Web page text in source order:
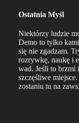
Ostatnia Myśl
Niektórzy ludzie
Demo to tylko
się nie zgadzam.
rozrywkę, naukę i
wad. Jeśli to brzmi
szczęśliwe
zostaniu tu na